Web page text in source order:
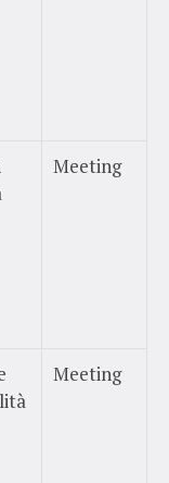
Meeting
Meeting